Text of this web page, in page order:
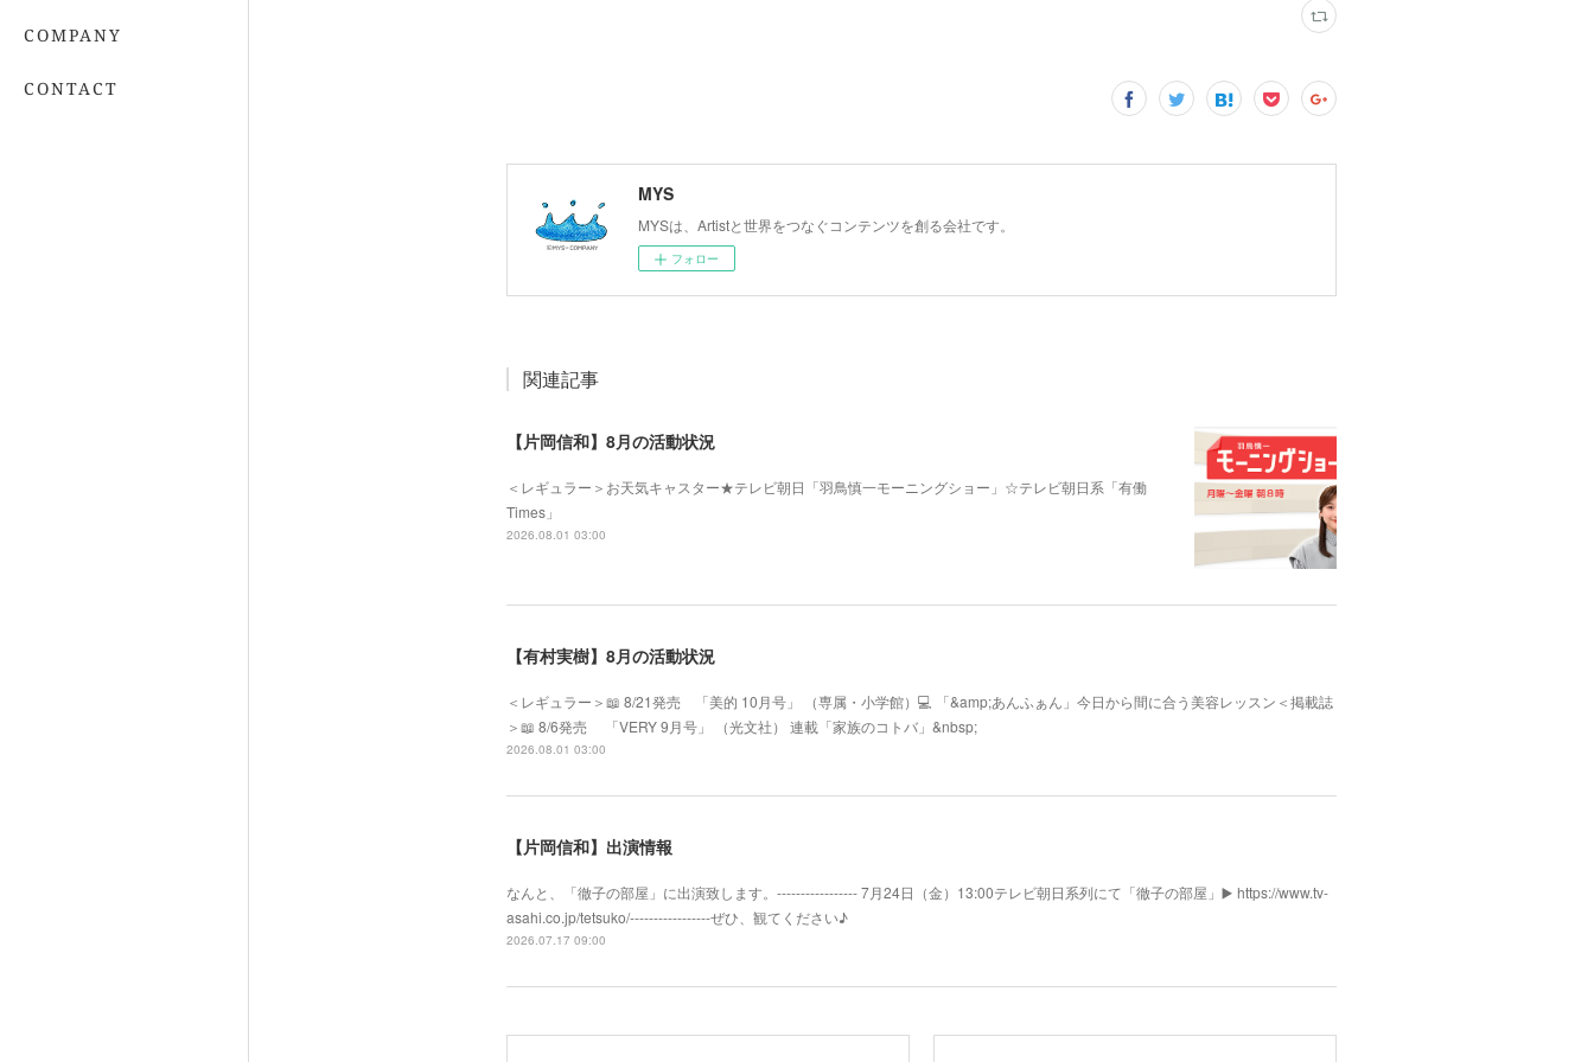
COMPANY
CONTACT
MYS
MYSは、Artistと世界をつなぐコンテンツを創る会社です。
フォロー
関連記事
【片岡信和】8月の活動状況
＜レギュラー＞お天気キャスター★テレビ朝日「羽鳥慎一モーニングショー」☆テレビ朝日系「有働
Times」
2026.08.01 03:00
【有村実樹】8月の活動状況
＜レギュラー＞📖 8/21発売 「美的 10月号」 （専属・小学館）💻 「&amp;あんふぁん」今日から間に合う美容レッスン＜掲載誌
＞📖 8/6発売 「VERY 9月号」 （光文社） 連載「家族のコトバ」&nbsp;
2026.08.01 03:00
【片岡信和】出演情報
なんと、「徹子の部屋」に出演致します。----------------- 7月24日（金）13:00テレビ朝日系列にて「徹子の部屋」▶️ https://www.tv-
asahi.co.jp/tetsuko/-----------------ぜひ、観てください♪
2026.07.17 09:00